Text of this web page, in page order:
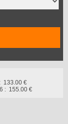
133.00 €
: 155.00 €